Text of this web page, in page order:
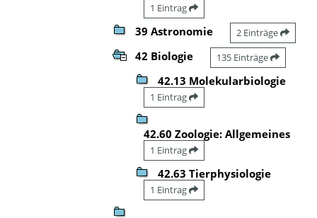
1 Eintrag
39 Astronomie 2 Einträge
42 Biologie 135 Einträge
42.13 Molekularbiologie
1 Eintrag
42.60 Zoologie: Allgemeines
1 Eintrag
42.63 Tierphysiologie
1 Eintrag